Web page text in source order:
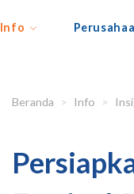
Info
Beranda Info